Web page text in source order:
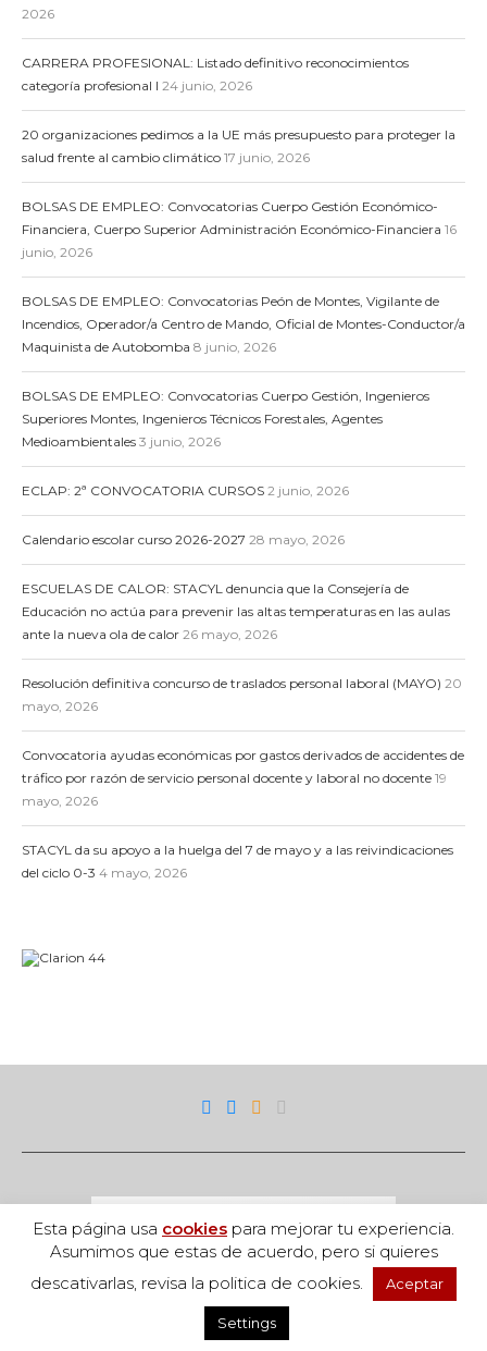
2026
CARRERA PROFESIONAL: Listado definitivo reconocimientos
categoría profesional I 24 junio, 2026
20 organizaciones pedimos a la UE más presupuesto para proteger la
salud frente al cambio climático 17 junio, 2026
BOLSAS DE EMPLEO: Convocatorias Cuerpo Gestión Económico-
Financiera, Cuerpo Superior Administración Económico-Financiera 16
junio, 2026
BOLSAS DE EMPLEO: Convocatorias Peón de Montes, Vigilante de
Incendios, Operador/a Centro de Mando, Oficial de Montes-Conductor/a
Maquinista de Autobomba 8 junio, 2026
BOLSAS DE EMPLEO: Convocatorias Cuerpo Gestión, Ingenieros
Superiores Montes, Ingenieros Técnicos Forestales, Agentes
Medioambientales 3 junio, 2026
ECLAP: 2ª CONVOCATORIA CURSOS 2 junio, 2026
Calendario escolar curso 2026-2027 28 mayo, 2026
ESCUELAS DE CALOR: STACYL denuncia que la Consejería de
Educación no actúa para prevenir las altas temperaturas en las aulas
ante la nueva ola de calor 26 mayo, 2026
Resolución definitiva concurso de traslados personal laboral (MAYO) 20
mayo, 2026
Convocatoria ayudas económicas por gastos derivados de accidentes de
tráfico por razón de servicio personal docente y laboral no docente 19
mayo, 2026
STACYL da su apoyo a la huelga del 7 de mayo y a las reivindicaciones
del ciclo 0-3 4 mayo, 2026
Esta página usa cookies para mejorar tu experiencia.
Asumimos que estas de acuerdo, pero si quieres
descativarlas, revisa la politica de cookies.
Aceptar
Settings